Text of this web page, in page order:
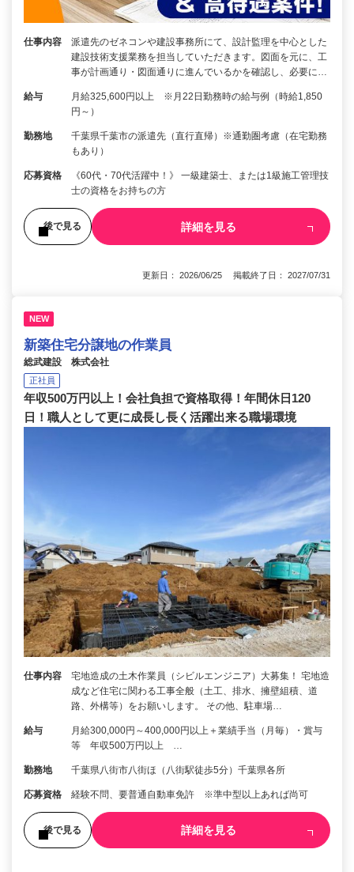
仕事内容
派遣先のゼネコンや建設事務所にて、設計監理を中心とした
建設技術支援業務を担当していただきます。図面を元に、工
事が計画通り・図面通りに進んでいるかを確認し、必要に…
給与
月給325,600円以上 ※月22日勤務時の給与例（時給1,850
円～）
勤務地
千葉県千葉市の派遣先（直行直帰）※通勤圏考慮（在宅勤務
もあり）
応募資格
《60代・70代活躍中！》 一級建築士、または1級施工管理技
士の資格をお持ちの方
後で見る 詳細を見る
更新日： 2026/06/25 掲載終了日： 2027/07/31
NEW
新築住宅分譲地の作業員
総武建設 株式会社
正社員
年収500万円以上！会社負担で資格取得！年間休日120
日！職人として更に成長し長く活躍出来る職場環境
仕事内容
宅地造成の土木作業員（シビルエンジニア）大募集！ 宅地造
成など住宅に関わる工事全般（土工、排水、擁壁組積、道
路、外構等）をお願いします。 その他、駐車場…
給与
月給300,000円～400,000円以上＋業績手当（月毎）・賞与
等 年収500万円以上 …
勤務地 千葉県八街市八街ほ（八街駅徒歩5分）千葉県各所
応募資格 経験不問、要普通自動車免許 ※準中型以上あれば尚可
後で見る 詳細を見る